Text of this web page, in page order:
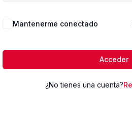
Mantenerme conectado
Acceder
¿No tienes una cuenta?